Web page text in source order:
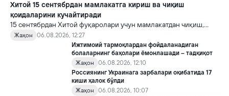
Хитой 15 сентябрдан мамлакатга кириш ва чиқиш
қоидаларини кучайтиради
15 сентябрдан Хитой фуқаролари учун мамлакатдан чиқиш,
хорижликлар учун эса Хитойга кириш тартиби бўйича янги
қоидалар кучга киради.
Жаҳон
06.08.2026, 12:27
Ижтимоий тармоқлардан фойдаланадиган
болаларнинг баҳолари ёмонлашади – тадқиқот
Жаҳон
06.08.2026, 12:10
Россиянинг Украинага зарбалари оқибатида 17
киши ҳалок бўлди
Жаҳон
06.08.2026, 10:07